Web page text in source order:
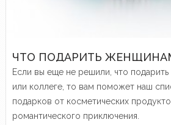
ЧТО ПОДАРИТЬ
Если вы еще не решили, что
или коллеге, то вам поможет наш
подарков от косметических
романтического приключения.